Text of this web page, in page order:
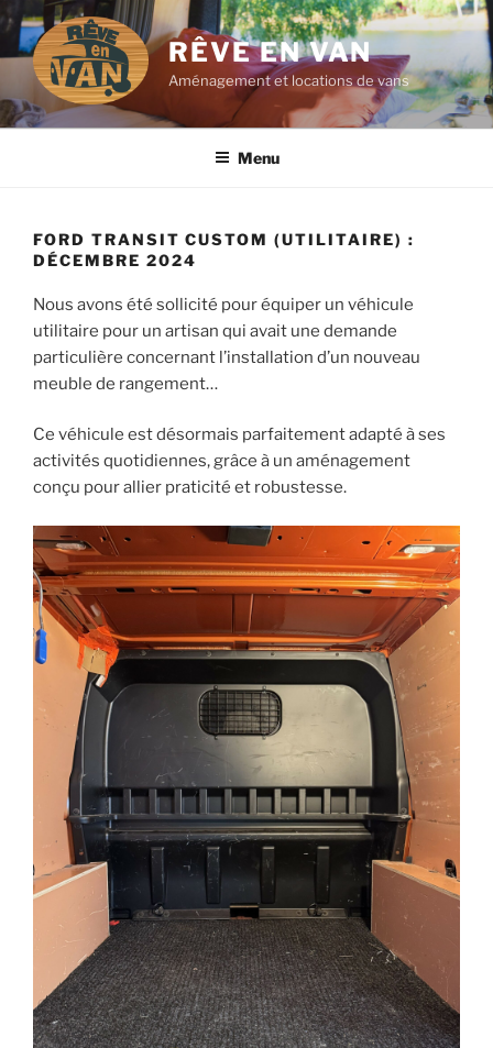
Aller
contenu
principal
RÊVE EN VAN
Aménagement et locations de vans
Menu
FORD TRANSIT CUSTOM (UTILITAIRE) :
DÉCEMBRE 2024
Nous avons été sollicité pour équiper un véhicule
utilitaire pour un artisan qui avait une demande
particulière concernant l’installation d’un nouveau
meuble de rangement…
Ce véhicule est désormais parfaitement adapté à ses
activités quotidiennes, grâce à un aménagement
conçu pour allier praticité et robustesse.